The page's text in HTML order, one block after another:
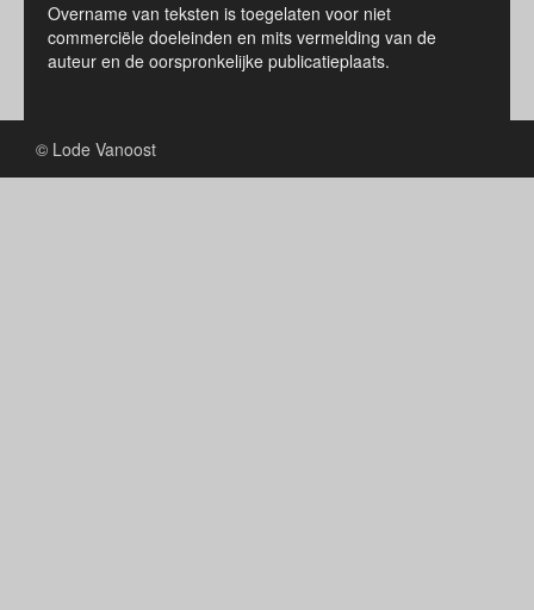
Overname van teksten is toegelaten voor niet
commerciële doeleinden en mits vermelding van de
auteur en de oorspronkelijke publicatieplaats.
© Lode Vanoost